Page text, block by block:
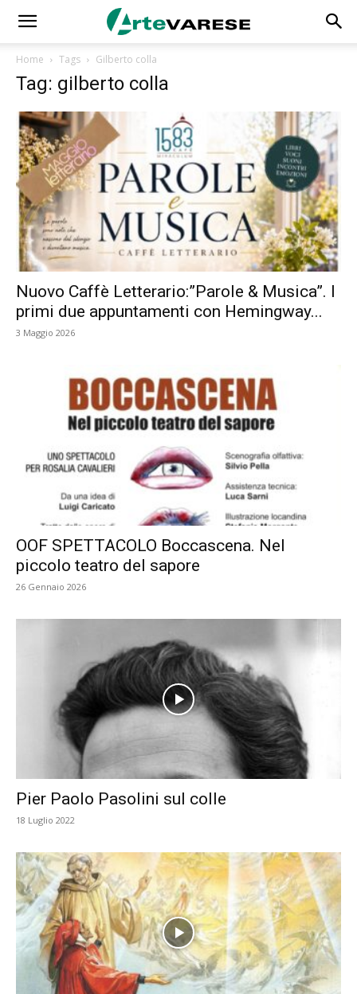
Home Tags Gilberto colla
Tag: gilberto colla
Nuovo Caffè Letterario:”Parole & Musica”. I
primi due appuntamenti con Hemingway...
3 Maggio 2026
OOF SPETTACOLO Boccascena. Nel
piccolo teatro del sapore
26 Gennaio 2026
Pier Paolo Pasolini sul colle
18 Luglio 2022